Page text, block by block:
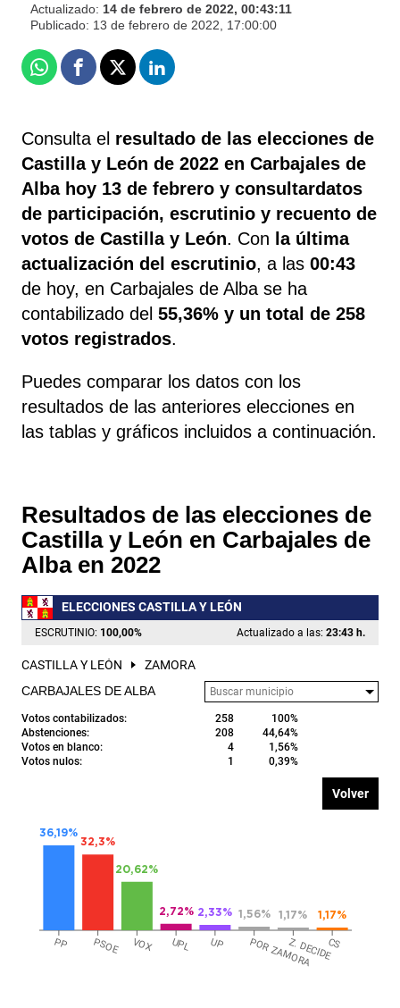
Actualizado: 14 de febrero de 2022, 00:43:11
Publicado: 13 de febrero de 2022, 17:00:00
WhatsappFacebook
X Linkedin
Consulta el resultado de las elecciones de
Castilla y León de 2022 en Carbajales de
Albahoy 13 de febrero y consultardatos
de participación, escrutinio y recuento de
votos de Castilla y León. Con la última
actualización del escrutinio, a las 00:43
de hoy, en Carbajales de Alba se ha
contabilizado del 55,36% y un total de 258
votos registrados.
Puedes comparar los datos con los
resultados de las anteriores elecciones en
las tablas y gráficos incluidos a continuación.
Resultados de las elecciones de
Castilla y León en Carbajales de
Alba en 2022
ELECCIONES CASTILLA Y LEÓN
ESCRUTINIO: 100,00% Actualizado a las: 23:43 h.
CASTILLA Y LEÓN
ZAMORA
CARBAJALES DE ALBA
Votos contabilizados: 258
100%
Abstenciones:
208
44,64%
Votos en blanco:
4
1,56%
Votos nulos:
1 0,39%
Volver
PP PSOE VOX UPL UP POR ZAMORA
Z. DECIDECS
36,19%
32,3%
20,62%
2,72% 2,33% 1,56% 1,17% 1,17%